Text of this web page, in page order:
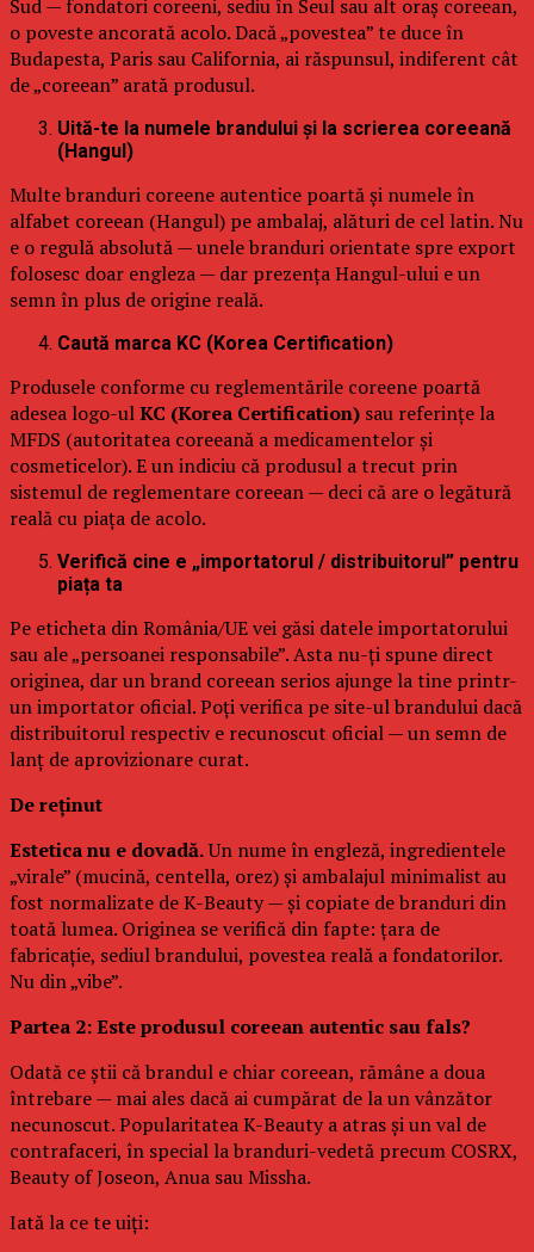
Sud — fondatori coreeni, sediu în Seul sau alt oraș coreean,
o poveste ancorată acolo. Dacă „povestea” te duce în
Budapesta, Paris sau California, ai răspunsul, indiferent cât
de „coreean” arată produsul.
Uită-te la numele brandului și la scrierea coreeană
(Hangul)
Multe branduri coreene autentice poartă și numele în
alfabet coreean (Hangul) pe ambalaj, alături de cel latin. Nu
e o regulă absolută — unele branduri orientate spre export
folosesc doar engleza — dar prezența Hangul-ului e un
semn în plus de origine reală.
Caută marca KC (Korea Certification)
Produsele conforme cu reglementările coreene poartă
adesea logo-ulKC (Korea Certification) sau referințe la
MFDS (autoritatea coreeană a medicamentelor și
cosmeticelor). E un indiciu că produsul a trecut prin
sistemul de reglementare coreean — deci că are o legătură
reală cu piața de acolo.
Verifică cine e „importatorul / distribuitorul” pentru
piața ta
Pe eticheta din România/UE vei găsi datele importatorului
sau ale „persoanei responsabile”. Asta nu-ți spune direct
originea, dar un brand coreean serios ajunge la tine printr-
un importator oficial. Poți verifica pe site-ul brandului dacă
distribuitorul respectiv e recunoscut oficial — un semn de
lanț de aprovizionare curat.
De reținut
Estetica nu e dovadă.Un nume în engleză, ingredientele
„virale” (mucină, centella, orez) și ambalajul minimalist au
fost normalizate de K-Beauty — și copiate de branduri din
toată lumea. Originea se verifică din fapte: țara de
fabricație, sediul brandului, povestea reală a fondatorilor.
Nu din „vibe”.
Partea 2: Este produsul coreean autentic sau fals?
Odată ce știi că brandul e chiar coreean, rămâne a doua
întrebare — mai ales dacă ai cumpărat de la un vânzător
necunoscut. Popularitatea K-Beauty a atras și un val de
contrafaceri, în special la branduri-vedetă precum COSRX,
Beauty of Joseon, Anua sau Missha.
Iată la ce te uiți: